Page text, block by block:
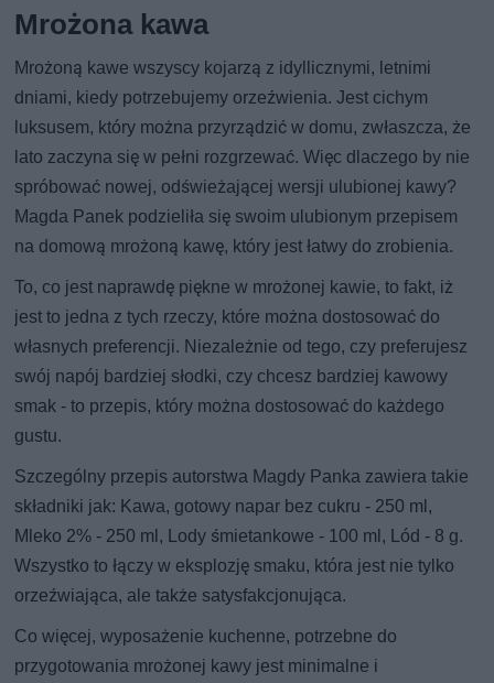
Mrożona kawa
Mrożoną kawe wszyscy kojarzą z idyllicznymi, letnimi
dniami, kiedy potrzebujemy orzeźwienia. Jest cichym
luksusem, który można przyrządzić w domu, zwłaszcza, że
lato zaczyna się w pełni rozgrzewać. Więc dlaczego by nie
spróbować nowej, odświeżającej wersji ulubionej kawy?
Magda Panek podzieliła się swoim ulubionym przepisem
na domową mrożoną kawę, który jest łatwy do zrobienia.
To, co jest naprawdę piękne w mrożonej kawie, to fakt, iż
jest to jedna z tych rzeczy, które można dostosować do
własnych preferencji. Niezależnie od tego, czy preferujesz
swój napój bardziej słodki, czy chcesz bardziej kawowy
smak - to przepis, który można dostosować do każdego
gustu.
Szczególny przepis autorstwa Magdy Panka zawiera takie
składniki jak: Kawa, gotowy napar bez cukru - 250 ml,
Mleko 2% - 250 ml, Lody śmietankowe - 100 ml, Lód - 8 g.
Wszystko to łączy w eksplozję smaku, która jest nie tylko
orzeźwiająca, ale także satysfakcjonująca.
Co więcej, wyposażenie kuchenne, potrzebne do
przygotowania mrożonej kawy jest minimalne i